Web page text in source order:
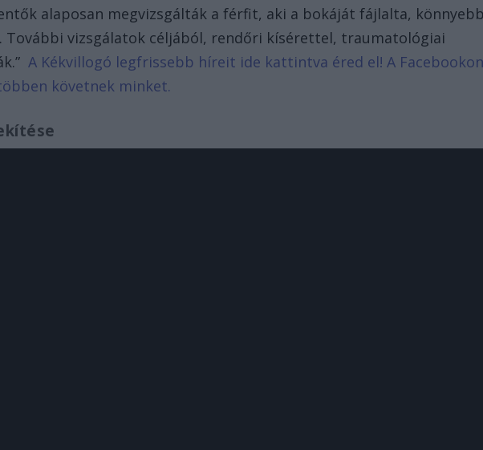
alaposan megvizsgálták a férfit, aki a bokáját fájlalta,
További vizsgálatok céljából, rendőri kísérettel, traumatológiai
A Kékvillogó legfrissebb híreit ide kattintva éred el! A
követnek minket.